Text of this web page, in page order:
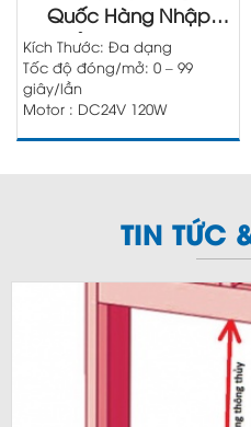
Quốc Hàng Nhập
Khẩu Chính Hãng
Kích Thước: Đa dạng
Tốc độ đóng/mở: 0 – 99
giây/lần
Motor : DC24V 120W
TIN TỨC